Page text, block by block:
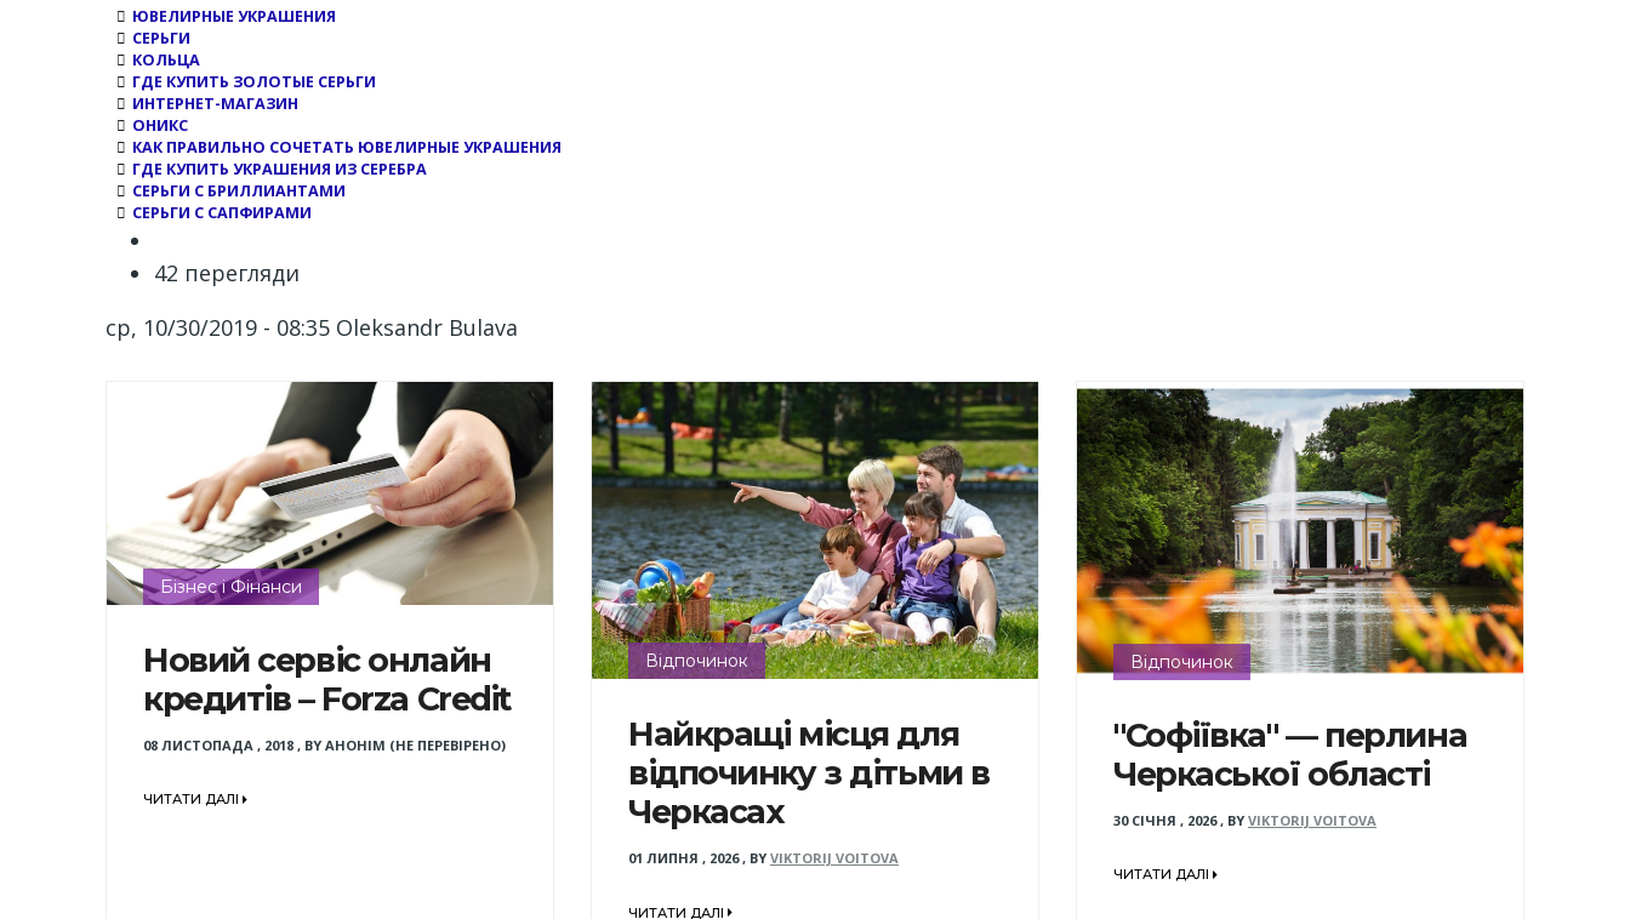
ЮВЕЛИРНЫЕ УКРАШЕНИЯ
СЕРЬГИ
КОЛЬЦА
ГДЕ КУПИТЬ ЗОЛОТЫЕ СЕРЬГИ
ИНТЕРНЕТ-МАГАЗИН
ОНИКС
КАК ПРАВИЛЬНО СОЧЕТАТЬ ЮВЕЛИРНЫЕ УКРАШЕНИЯ
ГДЕ КУПИТЬ УКРАШЕНИЯ ИЗ СЕРЕБРА
СЕРЬГИ С БРИЛЛИАНТАМИ
СЕРЬГИ С САПФИРАМИ
42 перегляди
ср, 10/30/2019 - 08:35 Oleksandr Bulava
Бізнес і Фінанси
Новий сервіс онлайн
кредитів – Forza Credit
08 ЛИСТОПАДА , 2018 , BY АНОНІМ (НЕ ПЕРЕВІРЕНО)
ЧИТАТИ ДАЛІ
Відпочинок
Найкращі місця для
відпочинку з дітьми в
Черкасах
01 ЛИПНЯ , 2026, BY VIKTORIJ VOITOVA
ЧИТАТИ ДАЛІ
Відпочинок
"Софіївка" — перлина
Черкаської області
30 СІЧНЯ , 2026, BY VIKTORIJ VOITOVA
ЧИТАТИ ДАЛІ